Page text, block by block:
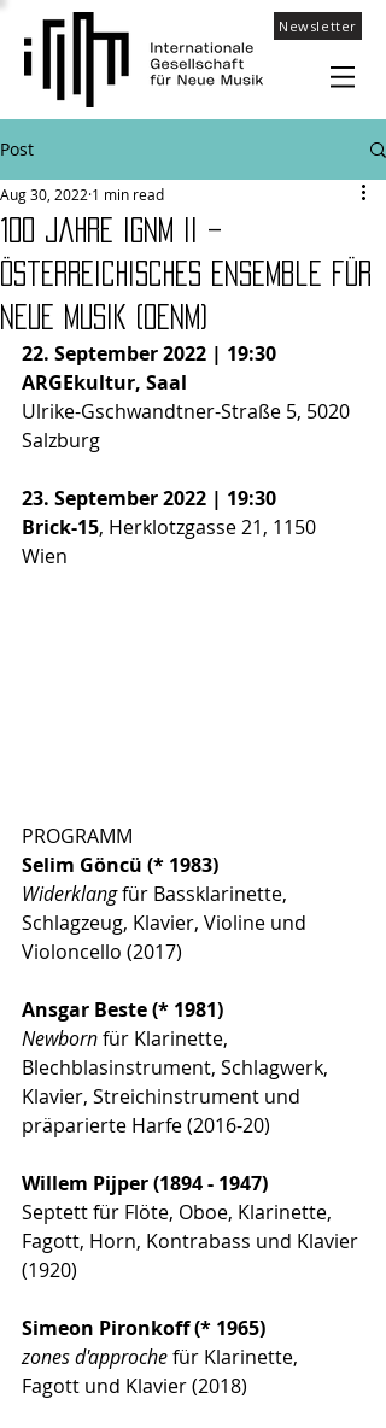
Newsletter
Post
100 Jahre IGNM II –
Österreichisches Ensemble für
Neue Musik (OENM)
Aug 30, 2022 1 min read
22. September 2022 | 19:30
ARGEkultur, Saal
Ulrike-Gschwandtner-Straße 5, 5020
Salzburg
23. September 2022 | 19:30
Brick-15, Herklotzgasse 21, 1150
Wien
PROGRAMM
Selim Göncü (* 1983)
Widerklang für Bassklarinette,
Schlagzeug, Klavier, Violine und
Violoncello (2017)
Ansgar Beste (* 1981)
Newborn für Klarinette,
Blechblasinstrument, Schlagwerk,
Klavier, Streichinstrument und
präparierte Harfe (2016-20)
Willem Pijper (1894 - 1947)
Septett für Flöte, Oboe, Klarinette,
Fagott, Horn, Kontrabass und Klavier
(1920)
Simeon Pironkoff (* 1965)
zones d'approche für Klarinette,
Fagott und Klavier (2018)